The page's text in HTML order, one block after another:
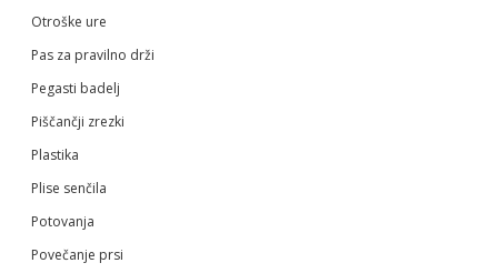
Otroške ure
Pas za pravilno drži
Pegasti badelj
Piščančji zrezki
Plastika
Plise senčila
Potovanja
Povečanje prsi